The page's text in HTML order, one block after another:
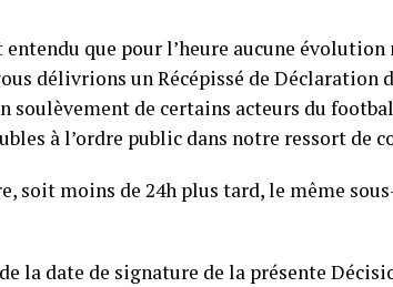
que pour l’heure aucune évolution
délivrions un Récépissé de Déclaration
soulèvement de certains acteurs du
à l’ordre public dans notre ressort de
soit moins de 24h plus tard, le même
de la date de signature de la présente